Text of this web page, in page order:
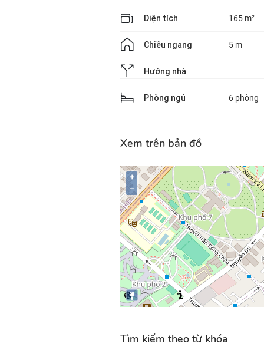
Diện tích 165 m²
Chiều ngang 5 m
Hướng nhà
Phòng ngủ 6 phòng
Xem trên bản đồ
+
–
Tìm kiếm theo từ khóa